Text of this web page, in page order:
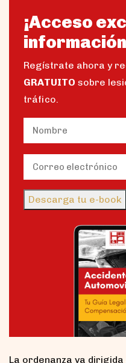
¡Acceso
Regístrate ahora y
GRATUITO sobre
tráfico.
Name (Obligatorio)
Nombre
Email (Obligatorio)
Descarga tu e-book
La ordenanza va